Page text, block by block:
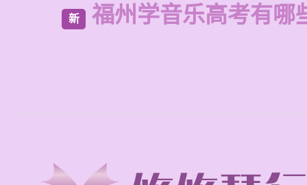
新 福州学音乐高考有哪